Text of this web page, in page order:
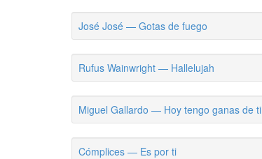
José José — Gotas de fuego
Rufus Wainwright — Hallelujah
Miguel Gallardo — Hoy tengo ganas de ti
Cómplices — Es por ti